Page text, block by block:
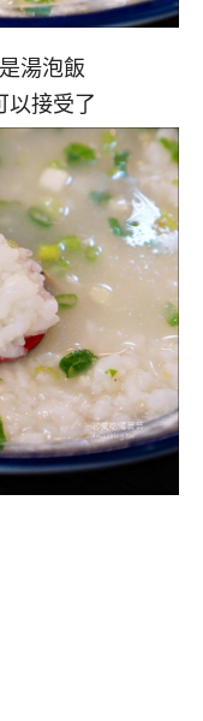
湯泡飯
以接受了